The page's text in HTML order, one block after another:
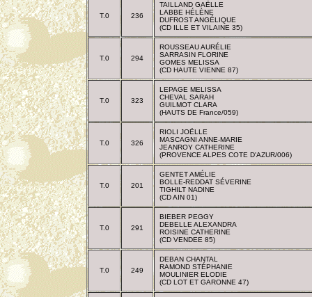
T.0 236
TAILLAND GAËLLE
LABBE HÉLÈNE
DUFROST ANGÉLIQUE
(CD ILLE ET VILAINE 35)
T.0 294
ROUSSEAU AURÉLIE
SARRASIN FLORINE
GOMES MELISSA
(CD HAUTE VIENNE 87)
T.0 323
LEPAGE MELISSA
CHEVAL SARAH
GUILMOT CLARA
(HAUTS DE France/059)
T.0 326
RIOLI JOËLLE
MASCAGNI ANNE-MARIE
JEANROY CATHERINE
(PROVENCE ALPES COTE D'AZUR/006)
T.0 201
GENTET AMÉLIE
BOLLE-REDDAT SÉVERINE
TIGHILT NADINE
(CD AIN 01)
T.0 291
BIEBER PEGGY
DEBELLE ALEXANDRA
ROISINE CATHERINE
(CD VENDEE 85)
T.0 249
DEBAN CHANTAL
RAMOND STÉPHANIE
MOULINIER ELODIE
(CD LOT ET GARONNE 47)